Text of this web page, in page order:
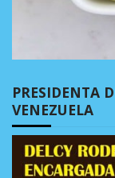
PRESIDENTA
VENEZUELA